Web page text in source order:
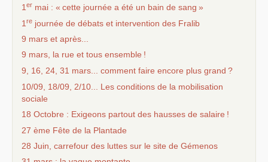
1 er mai : « cette journée a été un bain de sang »
1 re journée de débats et intervention des Fralib
9 mars et après...
9 mars, la rue et tous ensemble !
9, 16, 24, 31 mars... comment faire encore plus grand ?
10/09, 18/09, 2/10... Les conditions de la mobilisation
sociale
18 Octobre : Exigeons partout des hausses de salaire !
27 ème Fête de la Plantade
28 Juin, carrefour des luttes sur le site de Gémenos